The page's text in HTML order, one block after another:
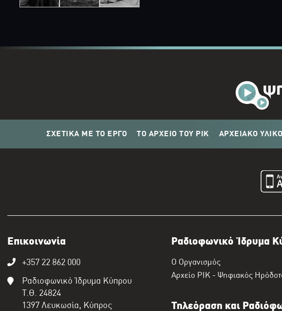
ΣΧΕΤΙΚΑ ΜΕ ΤΟ ΕΡΓΟ ΤΟ ΑΡΧΕΙΟ ΤΟΥ ΡΙΚ ΑΡΧΕΙΑΚΟ ΥΛΙΚΟ
Επικοινωνία
+357 22 862 000
Ραδιοφωνικό Ίδρυμα Κύπρου
Τ.Θ. 24824
1397 Λευκωσία, Κύπρος
Ραδιοφωνικό Ίδρυμα
Ο Οργανισμός
Αρχείο ΡΙΚ - Ψηφιακός
Τηλεόραση και